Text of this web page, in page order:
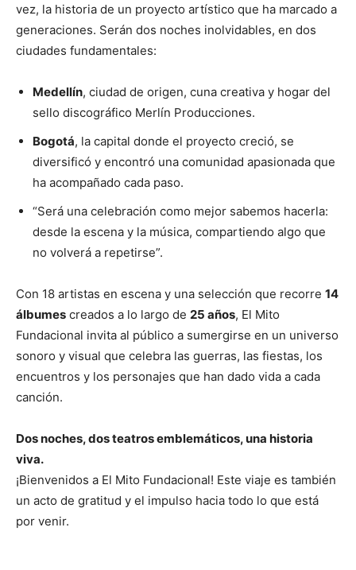
vez, la historia de un proyecto artístico que ha marcado a
generaciones. Serán dos noches inolvidables, en dos
ciudades fundamentales:
Medellín, ciudad de origen, cuna creativa y hogar del
sello discográfico Merlín Producciones.
Bogotá, la capital donde el proyecto creció, se
diversificó y encontró una comunidad apasionada que
ha acompañado cada paso.
“Será una celebración como mejor sabemos hacerla:
desde la escena y la música, compartiendo algo que
no volverá a repetirse”.
Con 18 artistas en escena y una selección que recorre 14
álbumes creados a lo largo de 25 años, El Mito
Fundacional invita al público a sumergirse en un universo
sonoro y visual que celebra las guerras, las fiestas, los
encuentros y los personajes que han dado vida a cada
canción.
Dos noches, dos teatros emblemáticos, una historia
viva.
¡Bienvenidos a El Mito Fundacional! Este viaje es también
un acto de gratitud y el impulso hacia todo lo que está
por venir.